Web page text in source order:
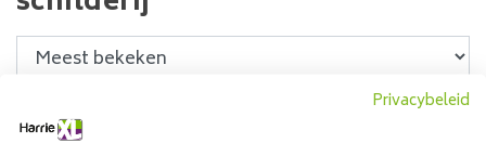
Privacybeleid